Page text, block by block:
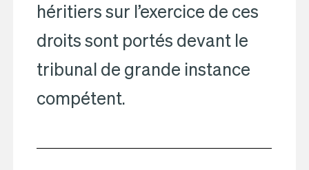
héritiers sur l’exercice de ces
droits sont portés devant le
tribunal de grande instance
compétent.